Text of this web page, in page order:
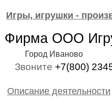
Игры, игрушки -
Фирма ООО
Город Иваново
Звоните +7(800)
Описание деятельности